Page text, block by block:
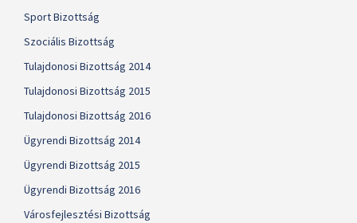
Sport Bizottság
Szociális Bizottság
Tulajdonosi Bizottság 2014
Tulajdonosi Bizottság 2015
Tulajdonosi Bizottság 2016
Ügyrendi Bizottság 2014
Ügyrendi Bizottság 2015
Ügyrendi Bizottság 2016
Városfejlesztési Bizottság